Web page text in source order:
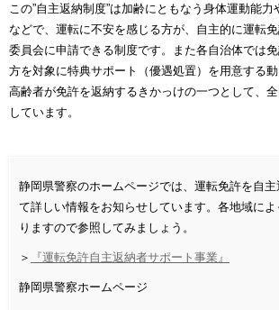
この”自主返納制度”は加齢にともなう身体運動能
などで、運転に不安を感じる方が、自主的に運転
委員会に申請できる制度です。また各自治体では
方を対象に特典サポート（優遇処置）を用意する動
高齢者が免許を返納するきかっけの一つとして、
しています。
静岡県警察のホームページでは、運転免許を自
て詳しい情報をお知らせしています。各地域に
りますので参照してみましょう。
＞ 『運転免許自主返納者サポート事業』
静岡県警察ホームページ